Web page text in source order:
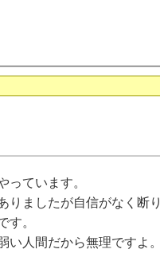
っています。
ましたが自信がなく断
す。
い人間だから無理ですよ